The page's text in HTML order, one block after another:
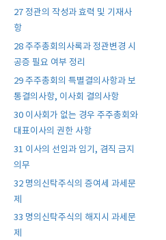
27 정관의 작성과 효력 및 기재사
항
28 주주총회의사록과 정관변경 시
공증 필요 여부 정리
29 주주총회의 특별결의사항과 보
통결의사항, 이사회 결의사항
30 이사회가 없는 경우 주주총회와
대표이사의 권한 사항
31 이사의 선임과 임기, 겸직 금지
의무
32 명의신탁주식의 증여세 과세문
제
33 명의신탁주식의 해지시 과세문
제